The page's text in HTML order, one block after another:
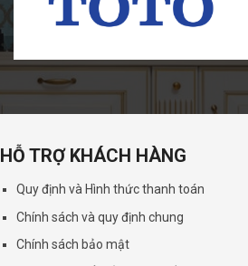
HỖ TRỢ KHÁCH HÀNG
Quy định và Hình thức thanh toán
Chính sách và quy định chung
Chính sách bảo mật